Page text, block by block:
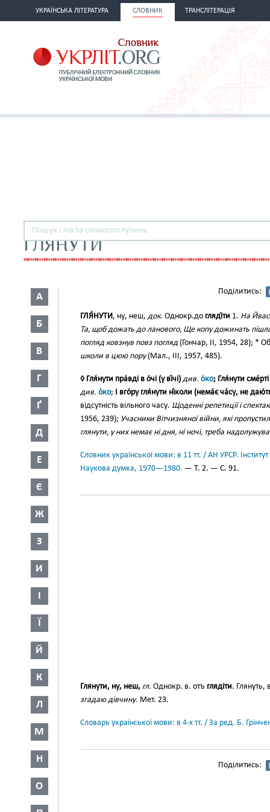
УКРАЇНСЬКА ЛІТЕРАТУРА СЛОВНИК ТРАНСЛІТЕРАЦІЯ
ГЛЯНУТИ
А
Б
В
Г
Ґ
Д
Е
Є
Ж
З
И
І
Ї
Й
К
Л
М
Н
О
Поділитись:
ГЛЯ́НУТИ, ну, неш, док. Однокр.до гляді́ти 1. На
Та, щоб дожать до ланового, Ще копу дожинать
погляд ковзнув повз погляд (Гончар, II, 1954, 28); *
школи в цюю пору(Мал., III, 1957, 485).
◊ Гля́нути пра́вді в о́чі (у ві́чі) див. о́ко; Гля́нути сме́рті
див. о́ко; І вго́ру гля́нути ні́коли (нема́є ча́су, не
відсутність вільного часу. Щоденні репетиції і
1956, 239); Учасники Вітчизняної війни, які
глянути, у них немає ні дня, ні ночі, треба
Словник української мови: в 11 тт. / АН УРСР.
Наукова думка, 1970—1980. — Т. 2. — С. 91.
Глянути, ну, неш, гл. Однокр. в. отъ глядіти. Глянуть,
згадаю дівчину. Мет. 23.
Словарь української мови: в 4-х тт. / За ред. Б.
Поділитись: